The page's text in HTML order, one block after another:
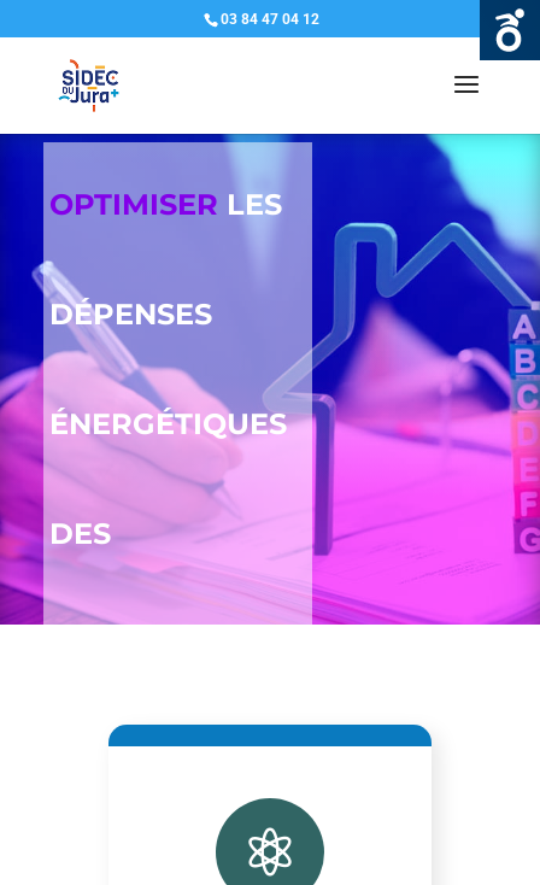
03 84 47 04 12
OPTIMISER LES
DÉPENSES
ÉNERGÉTIQUES
DES
